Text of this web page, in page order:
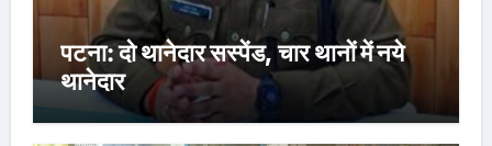
पटना: दो थानेदार सस्पेंड, चार थानों में नये
थानेदार